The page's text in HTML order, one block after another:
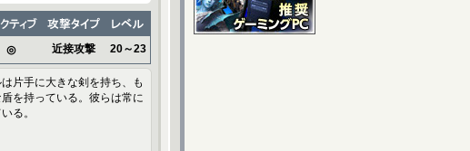
◎ 近接攻撃 20～23
片手に大きな剣を持ち、も
を持っている。彼らは常に
る。